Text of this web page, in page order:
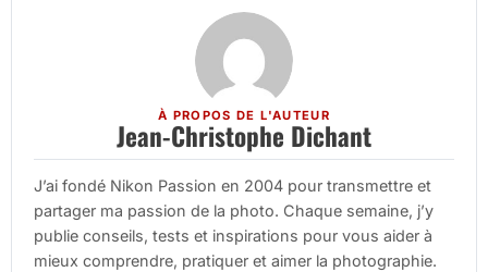
À PROPOS DE L'AUTEUR
Jean-Christophe Dichant
J’ai fondé Nikon Passion en 2004 pour transmettre et
partager ma passion de la photo. Chaque semaine, j’y
publie conseils, tests et inspirations pour vous aider à
mieux comprendre, pratiquer et aimer la photographie.